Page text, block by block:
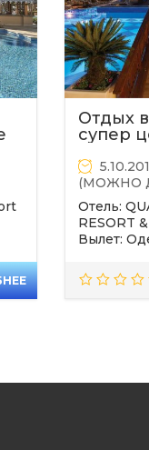
Отдых
супер
(МОЖНО
Отель:
RESORT
Вылет: